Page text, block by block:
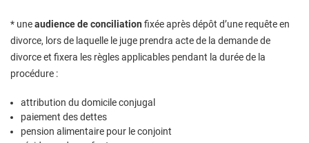
* uneaudience de conciliation fixée après dépôt d’une requête en
divorce, lors de laquelle le juge prendra acte de la demande de
divorce et fixera les règles applicables pendant la durée de la
procédure :
attribution du domicile conjugal
paiement des dettes
pension alimentaire pour le conjoint